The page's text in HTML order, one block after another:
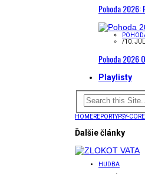
Pohoda 2026:
/10.
Pohoda 2026
Playlisty
HOMEREPORTYPSY-
Ďalšie články
HUDBA